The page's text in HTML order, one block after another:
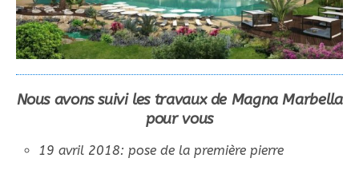
Nous avons suivi les travaux de Magna Marbella
pour vous
19 avril 2018: pose de la première pierre